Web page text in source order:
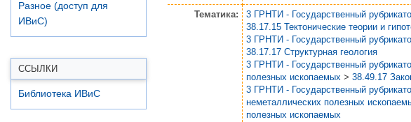
Разное (доступ для
ИВиС)
ССЫЛКИ
Библиотека ИВиС
Тематика:
3 ГРНТИ - Государственный
38.17.15 Тектонические теории и
3 ГРНТИ - Государственный
38.17.17 Структурная геология
3 ГРНТИ - Государственный
полезных ископаемых > 38.49.17
3 ГРНТИ - Государственный
неметаллических полезных
полезных ископаемых